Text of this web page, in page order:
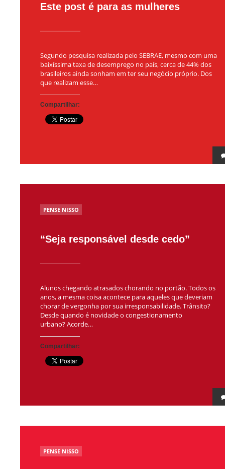
Este post é para as mulheres
Segundo pesquisa realizada pelo SEBRAE, mesmo com uma
baixíssima taxa de desemprego no país, cerca de 44% dos
brasileiros ainda sonham em ter seu negócio próprio. Dos
que realizam esse…
Compartilhar:
POSTED
IN
PENSE NISSO
“Seja responsável desde cedo”
Alunos chegando atrasados chorando no portão. Todos os
anos, a mesma coisa acontece para aqueles que deveriam
chorar de vergonha por sua irresponsabilidade. Trânsito?
Desde quando é novidade o congestionamento
urbano? Acorde…
Compartilhar:
POSTED
IN
PENSE NISSO